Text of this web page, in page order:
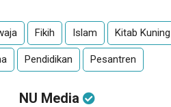
Fikih Islam Kitab Kuning
Pendidikan Pesantren
NU Media